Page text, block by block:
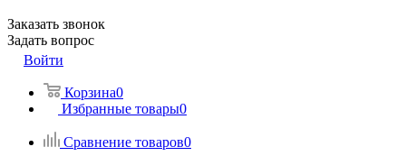
Заказать звонок
Задать вопрос
Войти
Корзина0
Избранные товары0
Сравнение товаров0